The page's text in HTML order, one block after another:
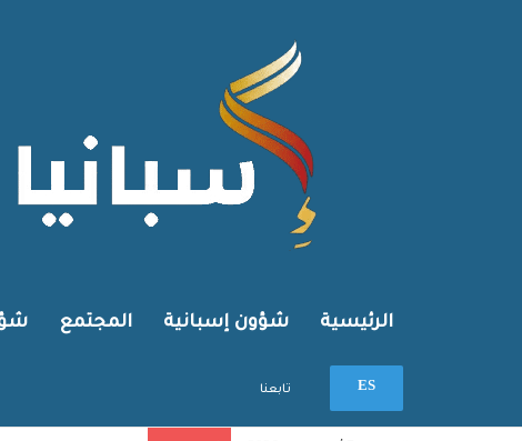
الرئيسية شؤون إسبانية المجتمع
ES تابعنا